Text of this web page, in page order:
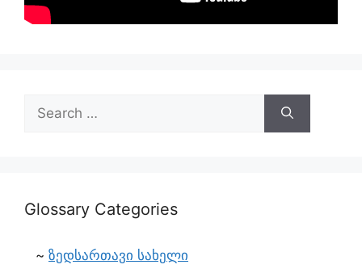
Glossary Categories
ზედსართავი სახელი